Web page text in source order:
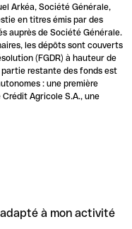
Arkéa, Société Générale,
en titres émis par des
auprès de Société Générale.
les dépôts sont couverts
(FGDR) à hauteur de
restante des fonds est
: une première
Agricole S.A., une
à mon activité